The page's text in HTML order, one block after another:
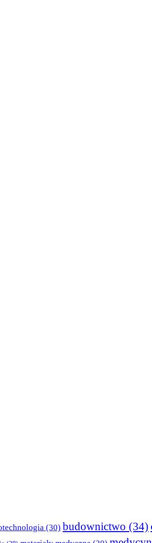
(30) budownictwo (34)